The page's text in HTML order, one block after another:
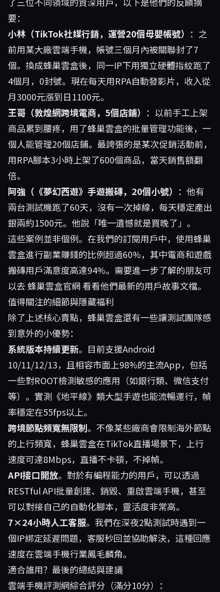
要：
小林（TikTok社媒行銷，運營20個母嬰帳號） ：之
前用某大廠雲端手機，帳號三個月內被關聯封了7
個。換成蜂巢雲盒後，同一IP下用獨立硬體指紋跑了
4個月，0封號。現在每天用RPA自動發影片，收入從
月3000元漲到日1100元。
王哥（敦煌網跨境電商，5個店鋪） ：以前手工上架
商品累到腰疼，用了蜂巢雲盒的批量管理功能後，一
個人能管理20個店鋪。最誇張的是某次促銷活動前，
用RPA腳本3小時上架了600個商品，當天銷售額翻
倍。
阿強（《夢幻西遊》手遊搬磚，20個小號） ：他有
兩台測試機跑了60天，沒有一次掉線，每天穩定產出
銀兩約1500元。他說「唯一遺憾就是買晚了」。
這些案例並非個例。在我們的訂閱用戶中，使用蜂巢
雲盒進行副業賺錢的比例超過60%，其中電商和遊戲
搬磚用戶滿意度高達94%。需要進一步了解的朋友可
以去 蜂巢雲盒官網看看他們最新的用戶故事文檔。
值得關注的細節與隱藏福利
除了上述核心賣點，蜂巢雲盒還有一些讓測試團隊感
到意外的小優勢：
系統版本持續更新。目前支援Android
10/11/12/13，且相容市面上98%的主流App，包括
一些對ROOT檢測敏感的應用（如銀行類、微信支付
等）。實測《地平線》類大型手遊也能流暢運行，幀
率穩定在55fps以上。
跨境節點頻寬無限制。不像某些廠商會限制海外節點
的上行頻寬，蜂巢雲盒在TikTok直播場景下，上行
速度可達8Mbps，直播不卡頓，不掉幀。
API接口開放。對於有編程能力的用戶，可以透過
RESTful API批量創建、銷毀、重啟雲端手機，甚至
可以對接自己的自動化腳本，靈活度非常高。
7×24小時人工客服。我們在深夜2點測試時遇到一
個IP綁定延遲問題，客服秒回並協助解決，這種回應
速度在雲端手機行業鳳毛麟角。
適合誰用？最後的總結與建議
雲端手機評測網綜合評分（滿分10分）：